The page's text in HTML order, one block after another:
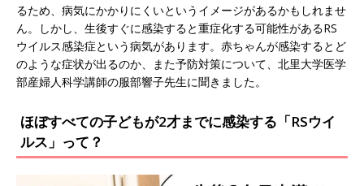
るため、病気にかかりにくいというイメージがあるかもしれませ
ん。しかし、生後すぐに感染すると重症化する可能性があるRS
ウイルス感染症という病気があります。赤ちゃんが感染するとど
のような症状が出るのか、また予防対策について、北里大学医学
部産婦人科学講師の服部響子先生に聞きました。
ほぼすべての子どもが2才までに感染する「RSウイ
ルス」って？